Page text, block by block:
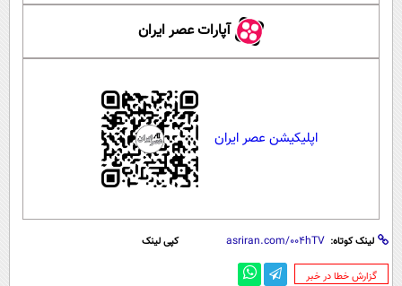
آپارات عصر ایران
اپلیکیشن عصر ایران
لینک کوتاه: کپی لینک
‌گزارش خطا در خبر